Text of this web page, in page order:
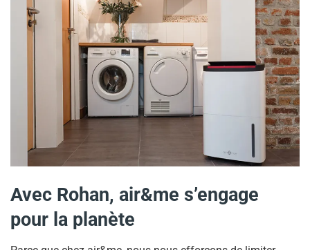
Avec Rohan, air&me s’engage
pour la planète